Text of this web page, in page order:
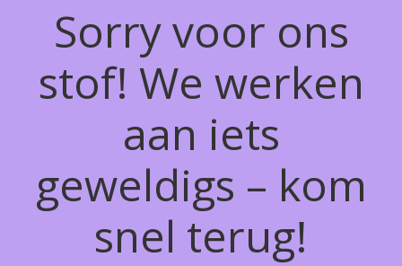
Sorry voor ons
stof! We werken
aan iets
geweldigs – kom
snel terug!